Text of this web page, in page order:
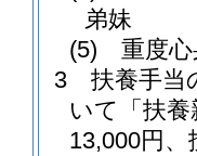
弟妹
(5)
重度
3
扶養手当
いて「扶
13,000円